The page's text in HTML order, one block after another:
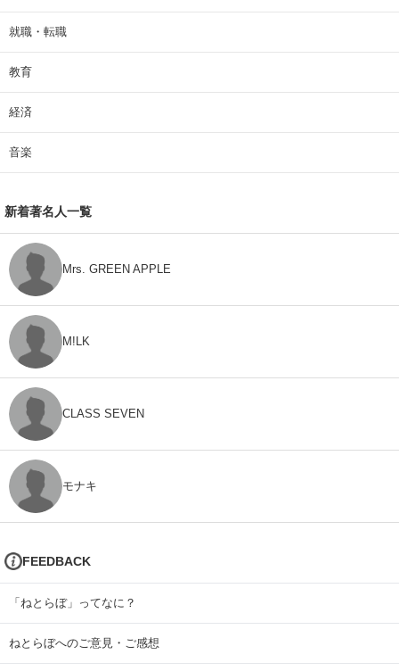
就職・転職
教育
経済
音楽
新着著名人一覧
Mrs. GREEN APPLE
M!LK
CLASS SEVEN
モナキ
FEEDBACK
「ねとらぼ」ってなに？
ねとらぼへのご意見・ご感想